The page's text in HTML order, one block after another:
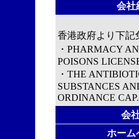
会社
香港政府より下記
・PHARMACY
POISONS
・THE
SUBSTANCES
ORDINANCE
会
ホーム